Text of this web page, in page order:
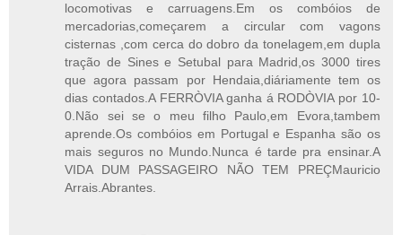
locomotivas e carruagens.Em os combóios de
mercadorias,começarem a circular com vagons
cisternas ,com cerca do dobro da tonelagem,em dupla
tração de Sines e Setubal para Madrid,os 3000 tires
que agora passam por Hendaia,diáriamente tem os
dias contados.A FERRÒVIA ganha á RODÒVIA por 10-
0.Não sei se o meu filho Paulo,em Evora,tambem
aprende.Os combóios em Portugal e Espanha são os
mais seguros no Mundo.Nunca é tarde pra ensinar.A
VIDA DUM PASSAGEIRO NÃO TEM PREÇMauricio
Arrais.Abrantes.